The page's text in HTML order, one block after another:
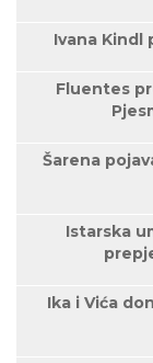
Ivana Kindl
Fluentes
Šarena
Istarska
Ika i Vića